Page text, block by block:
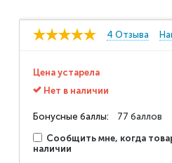
4 Отзыва
Цена устарела
Нет в наличии
Бонусные баллы: 77 баллов
Сообщить мне, когда
наличии